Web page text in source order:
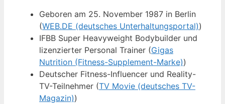
Geboren am 25. November 1987 in Berlin
(WEB.DE (deutsches Unterhaltungsportal))
IFBB Super Heavyweight Bodybuilder und
lizenzierter Personal Trainer (Gigas
Nutrition (Fitness-Supplement-Marke))
Deutscher Fitness-Influencer und Reality-
TV-Teilnehmer (TV Movie (deutsches TV-
Magazin))